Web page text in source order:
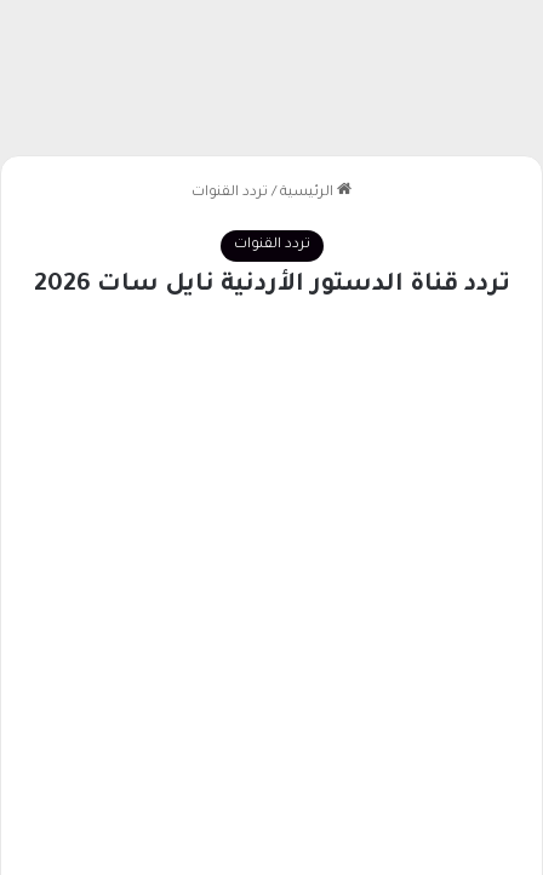
الرئيسية / تردد القنوات
تردد القنوات
تردد قناة الدستور الأردنية نايل سات 2026